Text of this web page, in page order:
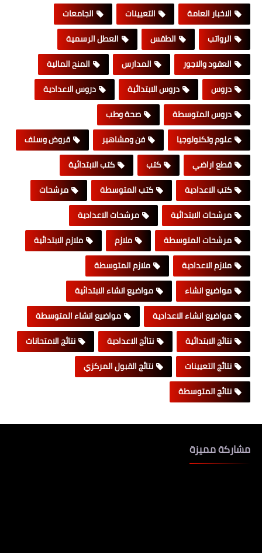
الاخبار العامة
التعيينات
الجامعات
الرواتب
الطقس
العطل الرسمية
العقود والاجور
المدارس
المنح المالية
دروس
دروس الابتدائية
دروس الاعدادية
دروس المتوسطة
صحة وطب
علوم وتكنولوجيا
فن ومشاهير
قروض وسلف
قطع اراضي
كتب
كتب الابتدائية
كتب الاعدادية
كتب المتوسطة
مرشحات
مرشحات الابتدائية
مرشحات الاعدادية
مرشحات المتوسطة
ملازم
ملازم الابتدائية
ملازم الاعدادية
ملازم المتوسطة
مواضيع انشاء
مواضيع انشاء الابتدائية
مواضيع انشاء الاعدادية
مواضيع انشاء المتوسطة
نتائج الابتدائية
نتائج الاعدادية
نتائج الامتحانات
نتائج التعيينات
نتائج القبول المركزي
نتائج المتوسطة
مشاركة مميزة